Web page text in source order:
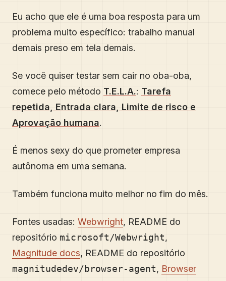
Eu acho que ele é uma boa resposta para um
problema muito específico: trabalho manual
demais preso em tela demais.
Se você quiser testar sem cair no oba-oba,
comece pelo método T.E.L.A.: Tarefa
repetida, Entrada clara, Limite de risco e
Aprovação humana.
É menos sexy do que prometer empresa
autônoma em uma semana.
Também funciona muito melhor no fim do mês.
Fontes usadas: Webwright, README do
repositório microsoft/Webwright,
Magnitude docs, README do repositório
magnitudedev/browser-agent, Browser